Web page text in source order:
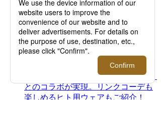
【カバンの中身】メンズ館おしゃれ男性スタ
ッフがバッグに入れている必須アイテム｜三
越伊勢丹オンラインストア